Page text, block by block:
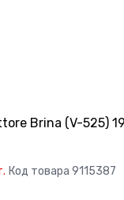
Brina (V-525)
Код товара 9115387